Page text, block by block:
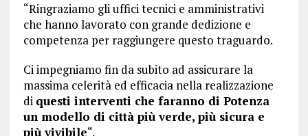
“Ringraziamo gli uffici tecnici e amministrativi
che hanno lavorato con grande dedizione e
competenza per raggiungere questo traguardo.
Ci impegniamo fin da subito ad assicurare la
massima celerità ed efficacia nella realizzazione
di questi interventi che faranno di Potenza
un modello di città più verde, più sicura e
più vivibile“.